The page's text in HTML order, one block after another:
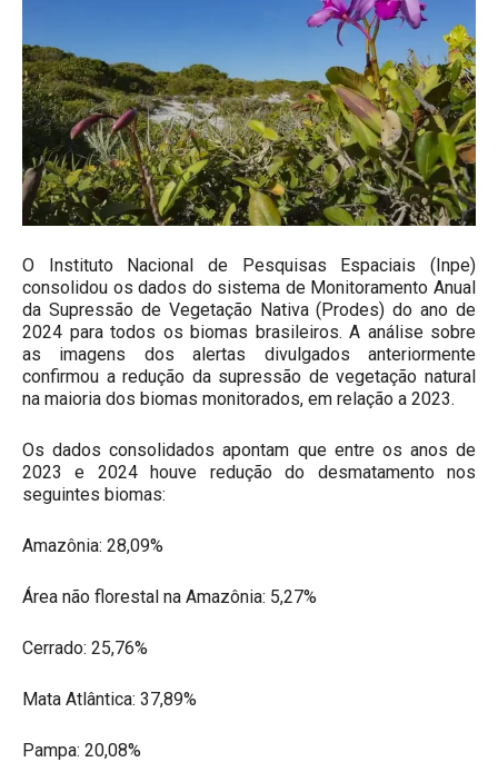
O Instituto Nacional de Pesquisas Espaciais (Inpe)
consolidou os dados do sistema de Monitoramento Anual
da Supressão de Vegetação Nativa (Prodes) do ano de
2024 para todos os biomas brasileiros. A análise sobre
as imagens dos alertas divulgados anteriormente
confirmou a redução da supressão de vegetação natural
na maioria dos biomas monitorados, em relação a 2023.
Os dados consolidados apontam que entre os anos de
2023 e 2024 houve redução do desmatamento nos
seguintes biomas:
Amazônia: 28,09%
Área não florestal na Amazônia: 5,27%
Cerrado: 25,76%
Mata Atlântica: 37,89%
Pampa: 20,08%